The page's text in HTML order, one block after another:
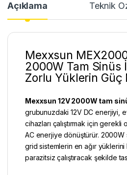
Açıklama Teknik
Mexxsun
2000W Tam Sinüs
Zorlu Yüklerin Güç
Mexxsun 12V 2000W tam
grubunuzdaki 12V DC enerjiyi,
cihazları çalıştırmak için gerekli
AC enerjiye dönüştürür.
grid sistemlerin en ağır
parazitsiz çalıştıracak şekilde